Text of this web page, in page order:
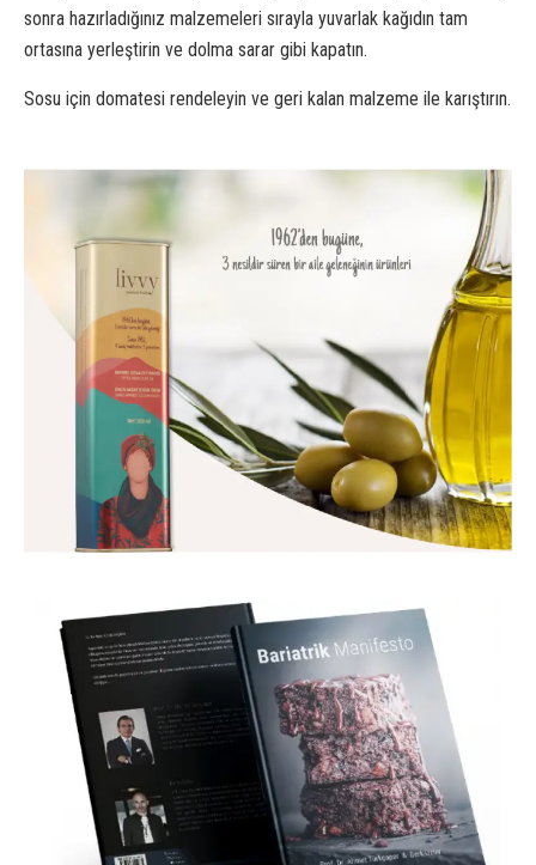
sonra hazırladığınız malzemeleri sırayla yuvarlak kağıdın tam
ortasına yerleştirin ve dolma sarar gibi kapatın.⁠
Sosu için domatesi rendeleyin ve geri kalan malzeme ile karıştırın.